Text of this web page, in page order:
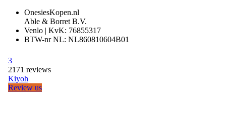
OnesiesKopen.nl
Able & Borret B.V.
Venlo | KvK: 76855317
BTW-nr NL: NL860810604B01